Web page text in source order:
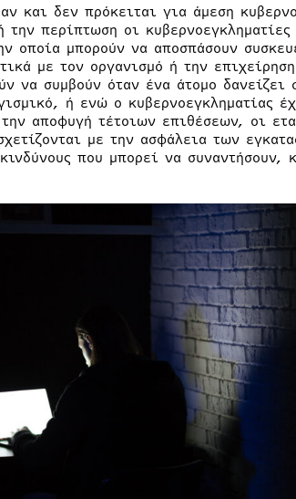
και δεν πρόκειται για άμεση
την περίπτωση οι
οποία μπορούν να αποσπάσουν
με τον οργανισμό ή την
να συμβούν όταν ένα άτομο
ή ενώ ο κυβερνοεγκληματίας
αποφυγή τέτοιων επιθέσεων, οι
με την ασφάλεια των
που μπορεί να